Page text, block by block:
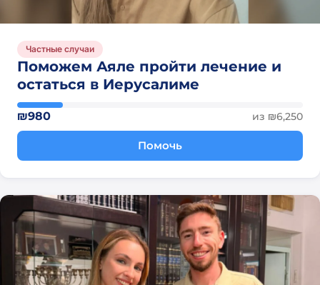
Частные случаи
Поможем Аяле пройти лечение и
остаться в Иерусалиме
₪980 из ₪6,250
Помочь